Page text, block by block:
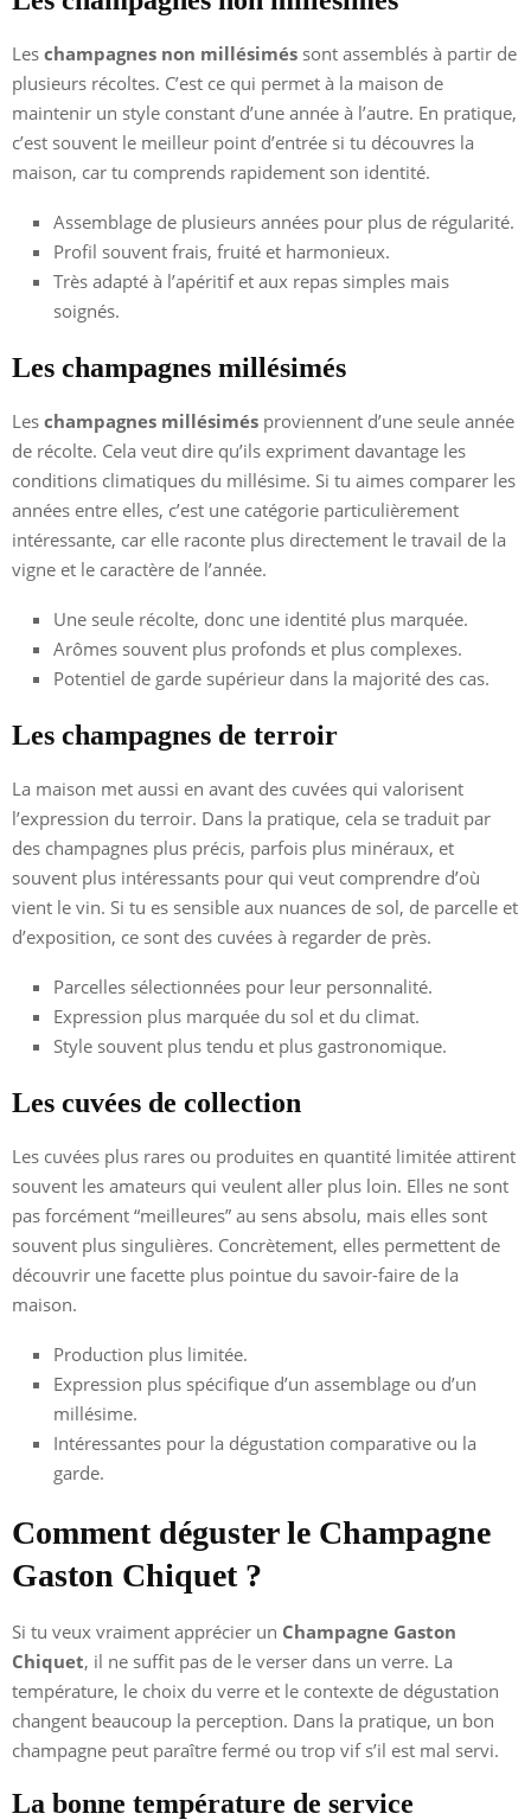
Les champagnes non millésimés sont assemblés à partir de
plusieurs récoltes. C’est ce qui permet à la maison de
maintenir un style constant d’une année à l’autre. En pratique,
c’est souvent le meilleur point d’entrée si tu découvres la
maison, car tu comprends rapidement son identité.
Assemblage de plusieurs années pour plus de régularité.
Profil souvent frais, fruité et harmonieux.
Très adapté à l’apéritif et aux repas simples mais
soignés.
Les champagnes millésimés
Les champagnes millésimés proviennent d’une seule année
de récolte. Cela veut dire qu’ils expriment davantage les
conditions climatiques du millésime. Si tu aimes comparer les
années entre elles, c’est une catégorie particulièrement
intéressante, car elle raconte plus directement le travail de la
vigne et le caractère de l’année.
Une seule récolte, donc une identité plus marquée.
Arômes souvent plus profonds et plus complexes.
Potentiel de garde supérieur dans la majorité des cas.
Les champagnes de terroir
La maison met aussi en avant des cuvées qui valorisent
l’expression du terroir. Dans la pratique, cela se traduit par
des champagnes plus précis, parfois plus minéraux, et
souvent plus intéressants pour qui veut comprendre d’où
vient le vin. Si tu es sensible aux nuances de sol, de parcelle et
d’exposition, ce sont des cuvées à regarder de près.
Parcelles sélectionnées pour leur personnalité.
Expression plus marquée du sol et du climat.
Style souvent plus tendu et plus gastronomique.
Les cuvées de collection
Les cuvées plus rares ou produites en quantité limitée attirent
souvent les amateurs qui veulent aller plus loin. Elles ne sont
pas forcément “meilleures” au sens absolu, mais elles sont
souvent plus singulières. Concrètement, elles permettent de
découvrir une facette plus pointue du savoir-faire de la
maison.
Production plus limitée.
Expression plus spécifique d’un assemblage ou d’un
millésime.
Intéressantes pour la dégustation comparative ou la
garde.
Comment déguster le Champagne
Gaston Chiquet ?
Si tu veux vraiment apprécier un Champagne Gaston
Chiquet, il ne suffit pas de le verser dans un verre. La
température, le choix du verre et le contexte de dégustation
changent beaucoup la perception. Dans la pratique, un bon
champagne peut paraître fermé ou trop vif s’il est mal servi.
La bonne température de service